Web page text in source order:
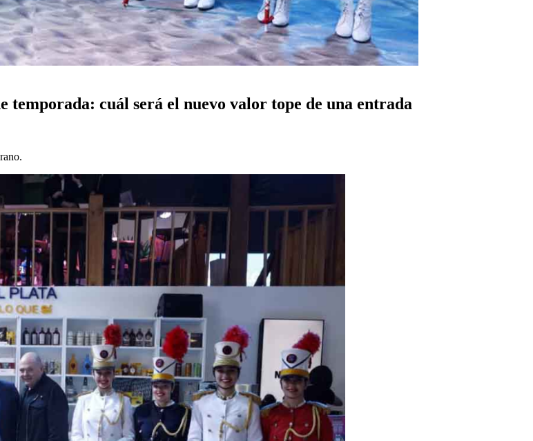
temporada: cuál será el nuevo valor tope de una entrada